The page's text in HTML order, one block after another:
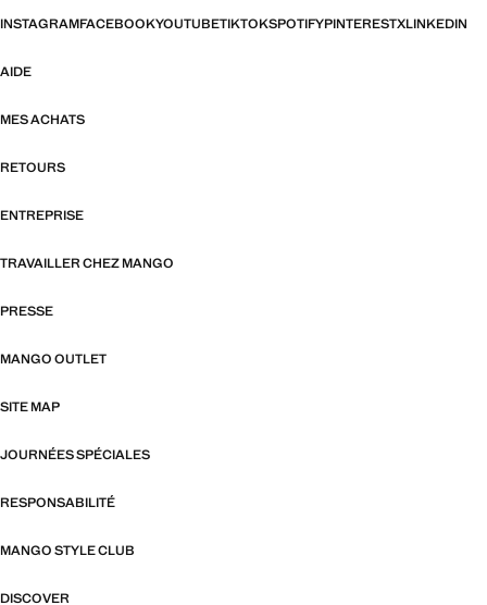
INSTAGRAMFACEBOOKYOUTUBETIKTOKSPOTIFYPINTERESTXLINKEDIN
AIDE
MES ACHATS
RETOURS
ENTREPRISE
TRAVAILLER CHEZ MANGO
PRESSE
MANGO OUTLET
SITE MAP
JOURNÉES SPÉCIALES
RESPONSABILITÉ
MANGO STYLE CLUB
DISCOVER